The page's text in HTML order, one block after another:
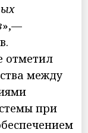
»,—
отметил
между
при